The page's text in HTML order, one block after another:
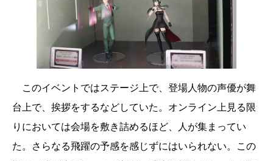
このイベントではステージ上で、登場人物の声優が舞
台上で、挨拶をするなどしていた。オンライン上見る限
りにおいては会場を敷き詰めるほど、人が集まってい
た。さらなる飛躍の予感を感じずにはいられない。この